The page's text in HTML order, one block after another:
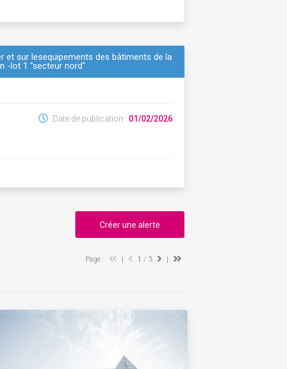
et sur lesequipements des bâtiments de la
-lot 1 "secteur nord"
Date de publication : 01/02/2026
Créer une alerte
Page : 1 / 3